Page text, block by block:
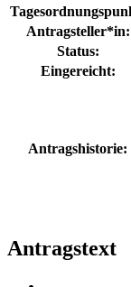
Antragsteller*in:
Status:
Eingereicht:
Antragshistorie:
Antragstext